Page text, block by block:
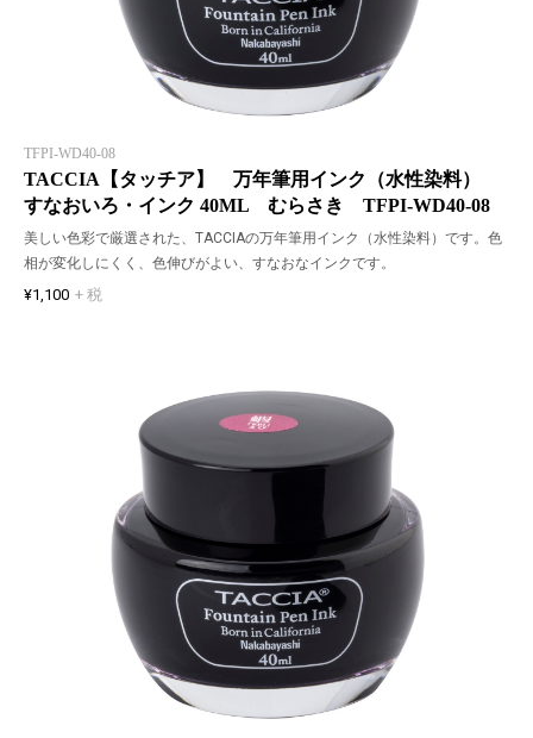
TFPI-WD40-08
TACCIA【タッチア】 万年筆用インク（水性染料）
すなおいろ・インク 40ML むらさき TFPI-WD40-08
美しい色彩で厳選された、TACCIAの万年筆用インク（水性染料）です。色
相が変化しにくく、色伸びがよい、すなおなインクです。
¥1,100 + 税